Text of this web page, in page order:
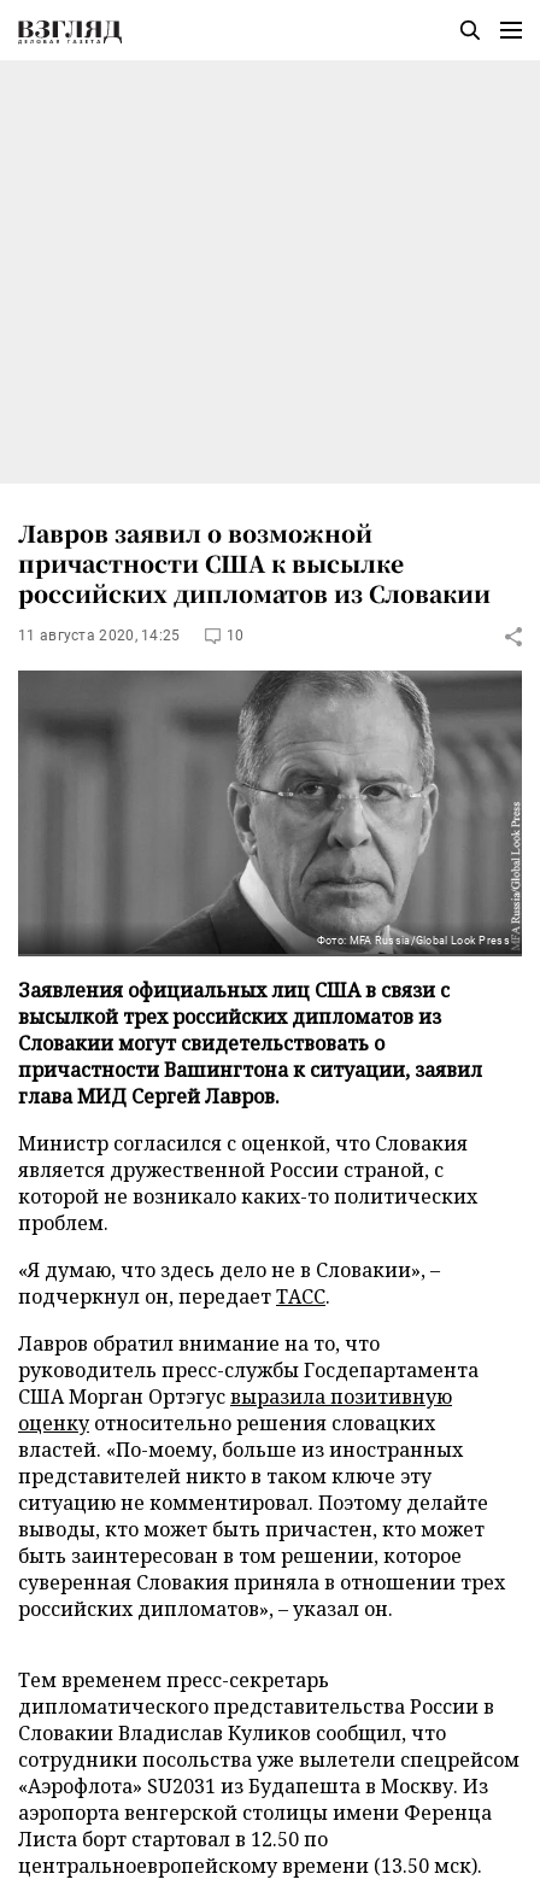
Лавров заявил о возможной
причастности США к высылке
российских дипломатов из Словакии
11 августа 2020, 14:25 10
Фото: MFA Russia/Global Look Press
Заявления официальных лиц США в связи с
высылкой трех российских дипломатов из
Словакии могут свидетельствовать о
причастности Вашингтона к ситуации, заявил
глава МИД Сергей Лавров.
Министр согласился с оценкой, что Словакия
является дружественной России страной, с
которой не возникало каких-то политических
проблем.
«Я думаю, что здесь дело не в Словакии», –
подчеркнул он, передаетТАСС.
Лавров обратил внимание на то, что
руководитель пресс-службы Госдепартамента
США Морган Ортэгусвыразила позитивную
оценкуотносительно решения словацких
властей. «По-моему, больше из иностранных
представителей никто в таком ключе эту
ситуацию не комментировал. Поэтому делайте
выводы, кто может быть причастен, кто может
быть заинтересован в том решении, которое
суверенная Словакия приняла в отношении трех
российских дипломатов», – указал он.
Тем временем пресс-секретарь
дипломатического представительства России в
Словакии Владислав Куликов сообщил, что
сотрудники посольства уже вылетели спецрейсом
«Аэрофлота» SU2031 из Будапешта в Москву. Из
аэропорта венгерской столицы имени Ференца
Листа борт стартовал в 12.50 по
центральноевропейскому времени (13.50 мск).